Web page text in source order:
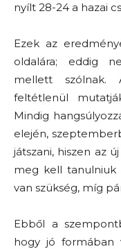
nyílt 28-24 a hazai
Ezek az
oldalára; eddig
mellett szólnak.
feltétlenül
Mindig
elején,
játszani, hiszen az
meg kell tanulniuk
van szükség, míg
Ebből a
hogy jó formában